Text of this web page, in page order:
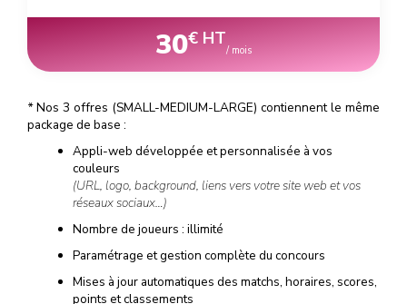
30€ HT
/ mois
*Nos 3 offres (SMALL-MEDIUM-LARGE) contiennent le même
package de base :
Appli-web développée et personnalisée à vos
couleurs
(URL, logo, background, liens vers votre site web et vos
réseaux sociaux…)
Nombre de joueurs : illimité
Paramétrage et gestion complète du concours
Mises à jour automatiques des matchs, horaires, scores,
points et classements